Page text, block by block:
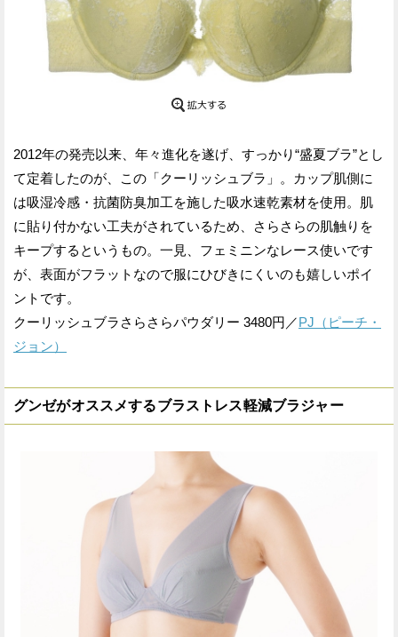
2012年の発売以来、年々進化を遂げ、すっかり“盛夏ブラ”とし
て定着したのが、この「クーリッシュブラ」。カップ肌側に
は吸湿冷感・抗菌防臭加工を施した吸水速乾素材を使用。肌
に貼り付かない工夫がされているため、さらさらの肌触りを
キープするというもの。一見、フェミニンなレース使いです
が、表面がフラットなので服にひびきにくいのも嬉しいポイ
ントです。
クーリッシュブラさらさらパウダリー 3480円／PJ（ピーチ・
ジョン）
グンゼがオススメするブラストレス軽減ブラジャー